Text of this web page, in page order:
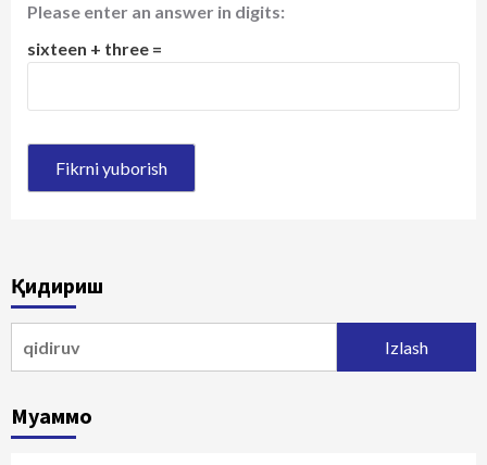
Please enter an answer in digits:
sixteen + three =
Қидириш
Муаммо